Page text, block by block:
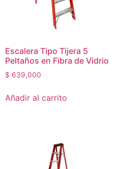
Escalera Tipo Tijera 5
Peltaños en Fibra de Vidrio
$ 639,000
Añadir al carrito